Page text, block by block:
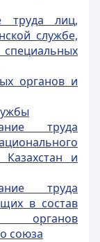
труда лиц,
службе,
органов и
труда
Казахстан и
труда
в состав
органов
союза